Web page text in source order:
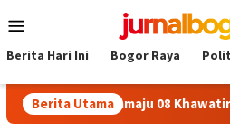
to
Menu
Berita Hari Ini Bogor Raya
Berita Utama
Sukamaju 08 Khawatir Ambruk